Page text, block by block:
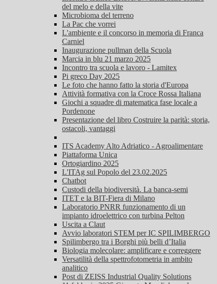
del melo e della vite
Microbioma del terreno
La Pac che vorrei
L'ambiente e il concorso in memoria di Franca
Carniel
Inaugurazione pullman della Scuola
Marcia in blu 21 marzo 2025
Incontro tra scuola e lavoro - Lamitex
Pi greco Day 2025
Le foto che hanno fatto la storia d'Europa
Attività formativa con la Croce Rossa Italiana
Giochi a squadre di matematica fase locale a
Pordenone
Presentazione del libro Costruire la parità: storia,
ostacoli, vantaggi
ITS Academy Alto Adriatico - Agroalimentare
Piattaforma Unica
Ortogiardino 2025
L'ITAg sul Popolo del 23.02.2025
Chatbot
Custodi della biodiversità. La banca-semi
ITET e la BIT-Fiera di Milano
Laboratorio PNRR funzionamento di un
impianto idroelettrico con turbina Pelton
Uscita a Claut
Avvio laboratori STEM per IC SPILIMBERGO
Spilimbergo tra i Borghi più belli d’Italia
Biologia molecolare: amplificare e correggere
Versatilità della spettrofotometria in ambito
analitico
Post di ZEISS Industrial Quality Solutions